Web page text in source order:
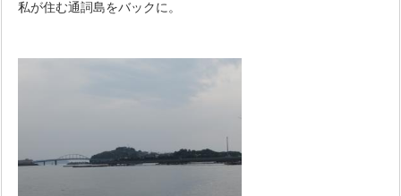
私が住む通詞島をバックに。